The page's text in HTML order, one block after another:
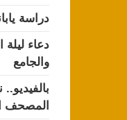
دراسة
دعاء
والجامع
المصحف